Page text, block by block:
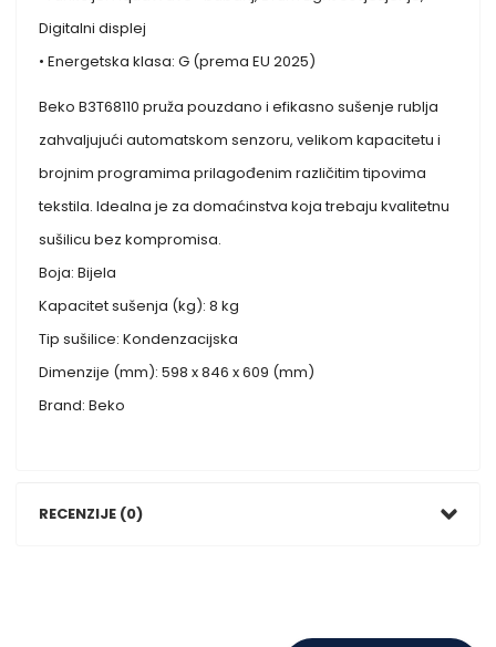
Digitalni displej
• Energetska klasa: G (prema EU 2025)
Beko B3T68110 pruža pouzdano i efikasno sušenje rublja
zahvaljujući automatskom senzoru, velikom kapacitetu i
brojnim programima prilagođenim različitim tipovima
tekstila. Idealna je za domaćinstva koja trebaju kvalitetnu
sušilicu bez kompromisa.
Boja: Bijela
Kapacitet sušenja (kg): 8 kg
Tip sušilice: Kondenzacijska
Dimenzije (mm): 598 x 846 x 609 (mm)
Brand: Beko
RECENZIJE (0)